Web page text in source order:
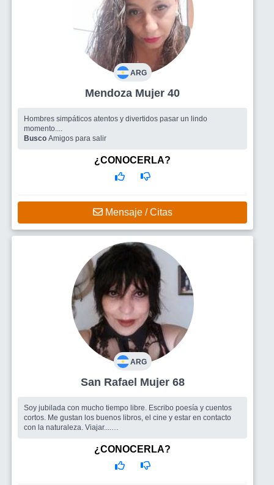
ARG
Mendoza Mujer 40
Hombres simpáticos atentos y divertidos pasar un lindo
momento....
Busco Amigos para salir
¿CONOCERLA?
Mensaje / Citas
ARG
San Rafael Mujer 68
Soy jubilada con mucho tiempo libre. Escribo poesía y cuentos
cortos. Me gustan los buenos libros, el cine y estar en contacto
con la naturaleza. Viajar....
actividades en preferencias comunes.
¿CONOCERLA?